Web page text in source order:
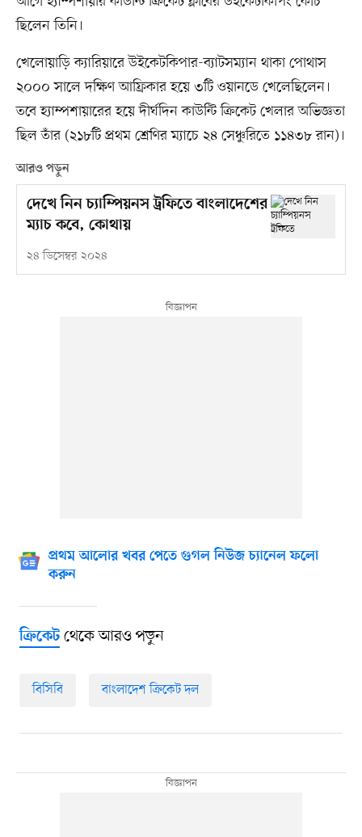
ছিলেন তিনি।
খেলোয়াড়ি ক্যারিয়ারে উইকেটকিপার-ব্যাটসম্যান থাকা পোথাস
২০০০ সালে দক্ষিণ আফ্রিকার হয়ে ৩টি ওয়ানডে খেলেছিলেন।
তবে হ্যাম্পশায়ারের হয়ে দীর্ঘদিন কাউন্টি ক্রিকেট খেলার অভিজ্ঞতা
ছিল তাঁর (২১৮টি প্রথম শ্রেণির ম্যাচে ২৪ সেঞ্চুরিতে ১১৪৩৮ রান)।
আরও পড়ুন
দেখে নিন চ্যাম্পিয়নস ট্রফিতে বাংলাদেশের
ম্যাচ কবে, কোথায়
২৪ ডিসেম্বর ২০২৪
প্রথম আলোর খবর পেতে গুগল নিউজ চ্যানেল ফলো
করুন
ক্রিকেটথেকে আরও পড়ুন
বিসিবি বাংলাদেশ ক্রিকেট দল